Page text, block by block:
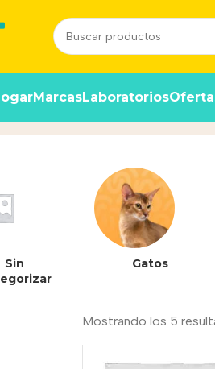
MarcasLaboratorios
Sin
Gatos
Mostrando los 5